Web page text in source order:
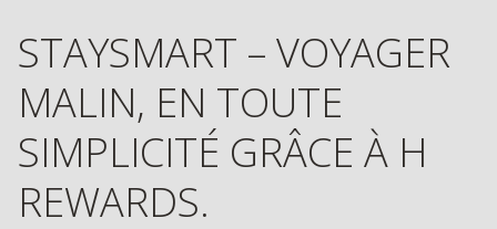
STAYSMART – VOYAGER
MALIN, EN TOUTE
SIMPLICITÉ GRÂCE À H
REWARDS.